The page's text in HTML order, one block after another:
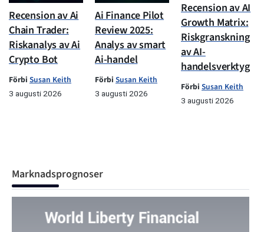
Recension av Ai
Chain Trader:
Riskanalys av Ai
Crypto Bot
Förbi Susan Keith
3 augusti 2026
Ai Finance Pilot
Review 2025:
Analys av smart
Ai-handel
Förbi Susan Keith
3 augusti 2026
Recension av AI
Growth Matrix:
Riskgranskning
av AI-
handelsverktyg
Förbi Susan Keith
3 augusti 2026
Marknadsprognoser